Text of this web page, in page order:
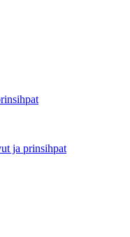
ja prinsihpat